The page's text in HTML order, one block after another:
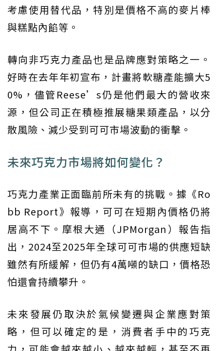
考慮使用替代品，特別是價格不高的麥片棒
與糕點內餡等。
轉向非巧克力產品也是品牌應對策略之一。
好時在去年年初宣布，計畫將軟糖產能擴大5
0%，儘管Reese’s仍是他們最大的營收來
源，但公司正在積極推展糖果類產品，以分
散風險、減少受到可可市場波動的衝擊。
未來巧克力市場將如何變化？
巧克力產業正面臨前所未有的挑戰。據《Ro
bb Report》報導，可可在短期內價格仍將
居高不下。摩根大通（JPMorgan）報告指
出，2024至2025年全球可可市場的供應短缺
雖然有所緩解，但仍有4萬噸的缺口，價格恐
怕還會持續攀升。
未來發展仍取決於氣候變遷與企業應對策
略，但可以確定的是，消費者手中的巧克